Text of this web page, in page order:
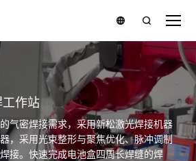
作站
气密焊接需求，采用新松激光焊接机器
，采用光束整形与聚焦优化、脉冲调制
接。快速完成电池盒四周长焊缝的焊